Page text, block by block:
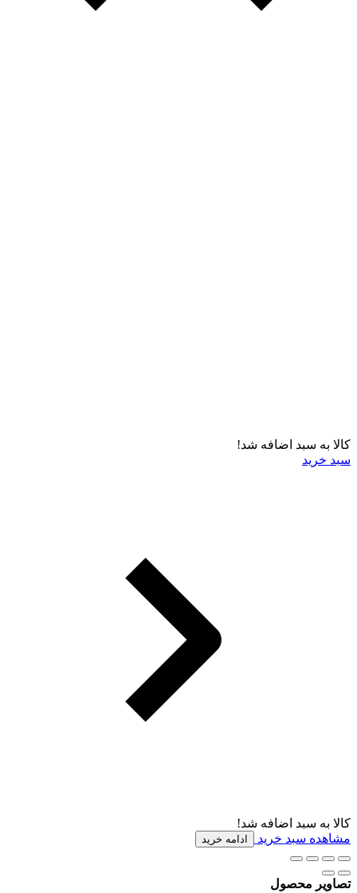
کالا به سبد اضافه شد!
سبد خرید
کالا به سبد اضافه شد!
مشاهده سبد خرید
ادامه خرید
تصاویر محصول